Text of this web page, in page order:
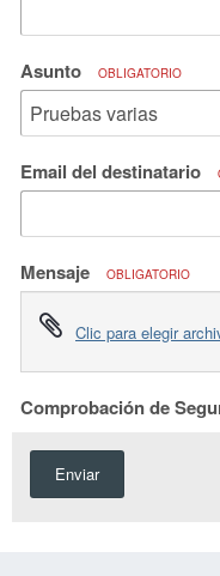
Asunto OBLIGATORIO
Email del destinatario
Mensaje OBLIGATORIO
Clic para elegir
Comprobación de
Enviar